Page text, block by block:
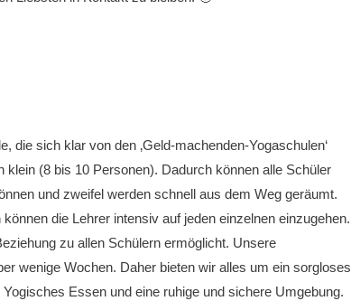
die sich klar von den ‚Geld-machenden-Yogaschulen‘
klein (8 bis 10 Personen). Dadurch können alle Schüler
und zweifel werden schnell aus dem Weg geräumt.
können die Lehrer intensiv auf jeden einzelnen einzugehen.
zu allen Schülern ermöglicht. Unsere
wenige Wochen. Daher bieten wir alles um ein sorgloses
Essen und eine ruhige und sichere Umgebung.